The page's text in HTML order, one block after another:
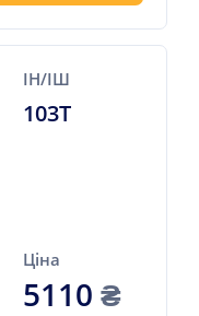
ІН/ІШ
103T
Ціна
5110₴